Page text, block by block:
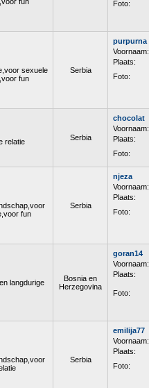
Foto:
sexuele
fun
Serbia
purpurna
Voornaam:
Plaats:
Foto:
relatie
Serbia
chocolat
Voornaam:
Plaats:
Foto:
fun
Serbia
njeza
Voornaam:
Plaats:
Foto:
langdurige
Bosnia en
Herzegovina
goran14
Voornaam:
Plaats:
Foto:
Serbia
emilija77
Voornaam:
Plaats:
Foto: